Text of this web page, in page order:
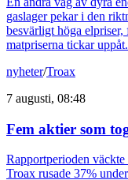
gaslager pekar i den
besvärligt höga
matpriserna tickar uppåt.
nyheter/Troax
7 augusti, 08:48
Fem aktier som
Rapportperioden
Troax rusade 37%